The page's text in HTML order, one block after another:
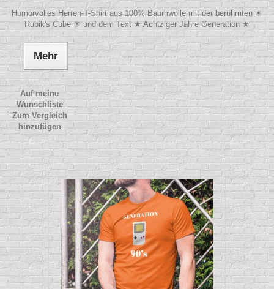
Humorvolles Herren-T-Shirt aus 100% Baumwolle mit der berühmten ☀
Rubik's Cube ☀ und dem Text ★ Achtziger Jahre Generation ★
Mehr
Auf meine
Wunschliste
Zum Vergleich
hinzufügen